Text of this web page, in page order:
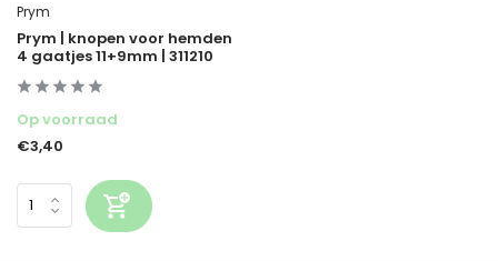
Prym
Prym | knopen voor hemden
4 gaatjes 11+9mm | 311210
Op voorraad
€3,40